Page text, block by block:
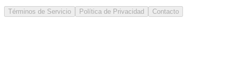
Términos de Servicio Política de Privacidad Contacto